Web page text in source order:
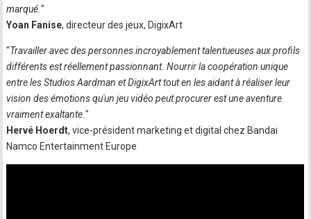
marqué."
Yoan Fanise, directeur des jeux, DigixArt
"Travailler avec des personnes incroyablement talentueuses aux profils
différents est réellement passionnant. Nourrir la coopération unique
entre les Studios Aardman et DigixArt tout en les aidant à réaliser leur
vision des émotions qu'un jeu vidéo peut procurer est une aventure
vraiment exaltante."
Hervé Hoerdt, vice-président marketing et digital chez Bandai
Namco Entertainment Europe